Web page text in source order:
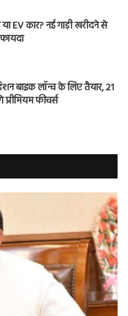
EV कार? नई गाड़ी खरीदने से
बाइक लॉन्च के लिए तैयार, 21
फीचर्स